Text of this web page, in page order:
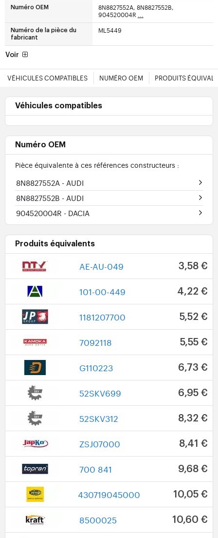
Numéro OEM
8N8827552A, 8N8827552B,
904520004R ...
Numéro de la pièce du
fabricant
ML5449
Voir
VÉHICULES COMPATIBLES NUMÉRO OEM PRODUITS
Véhicules compatibles
Numéro OEM
Pièce équivalente à ces références constructeurs :
8N8827552A - AUDI
8N8827552B - AUDI
904520004R - DACIA
Produits équivalents
AE-AU-049 3,58 €
101-00-449 4,22 €
1181207700 5,52 €
7092118 5,55 €
G110223 6,73 €
52SKV699 6,95 €
52SKV312 8,32 €
ZSJ07000 8,41 €
700 841 9,68 €
430719045000 10,05 €
8500025 10,60 €